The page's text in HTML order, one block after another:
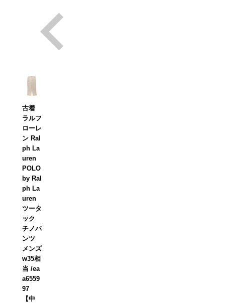
古着
ラルフ
ローレ
ン Ral
ph La
uren
POLO
by Ral
ph La
uren
ツータ
ック
チノパ
ンツ
メンズ
w35相
当 /ea
a6559
97
【中